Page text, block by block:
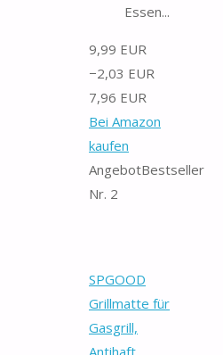
Essen...
9,99 EUR
−2,03 EUR
7,96 EUR
Bei Amazon
kaufen
AngebotBestseller
Nr. 2
SPGOOD
Grillmatte für
Gasgrill,